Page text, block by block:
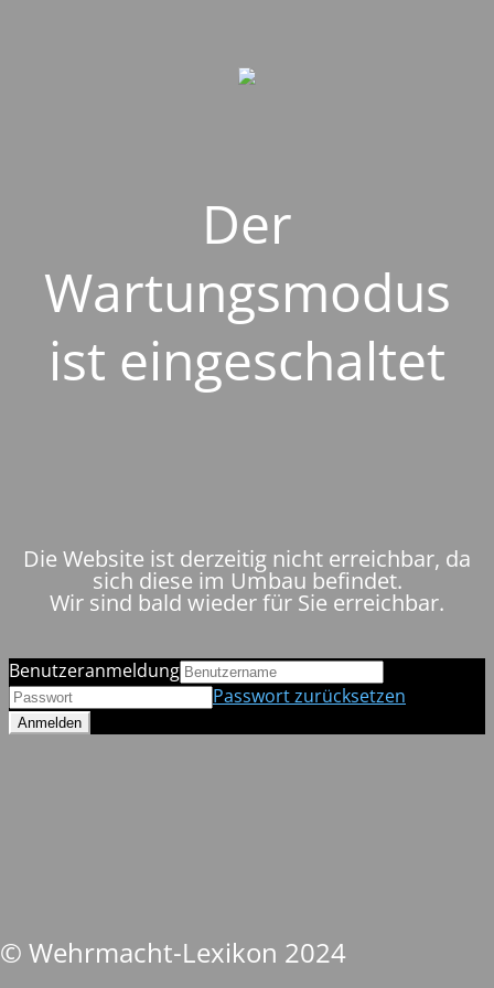
Der
Wartungsmodus
ist eingeschaltet
Die Website ist derzeitig nicht erreichbar, da
sich diese im Umbau befindet.
Wir sind bald wieder für Sie erreichbar.
© Wehrmacht-Lexikon 2024
Benutzeranmeldung
Passwort zurücksetzen